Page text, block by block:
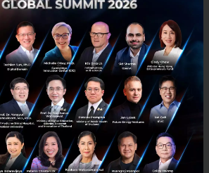
ได้วิ่ง และได้โชว์ภาพที่เขาสามารถ
เขารักได้อีกครั้ง พร้อมทั้งเล่าถึงแรง
ละทีมนักวิจัยด้วยความภาคภูมิใจ
view my body as broken. I
being can never be ‘broken’.
Technology is inadequate.’